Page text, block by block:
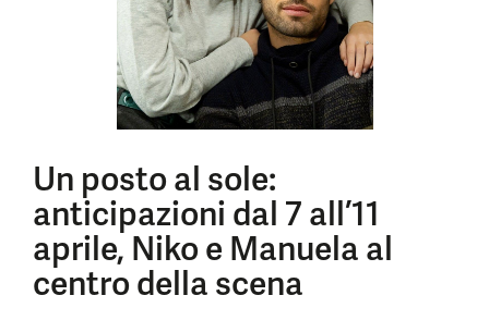
Un posto al sole:
anticipazioni dal 7 all’11
aprile, Niko e Manuela al
centro della scena